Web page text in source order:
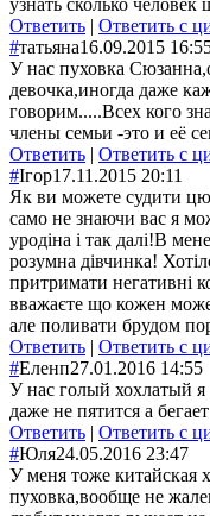
Ответить | Ответить с
#татьяна16.09.2015
У нас пуховка
девочка,иногда даже
говорим.....Всех кого
члены семьи -это и её
Ответить | Ответить с
#Ігор17.11.2015 20:11
Як ви можете судити
само не знаючи вас я
уродіна і так далі!В
розумна дівчинка!
притримати негативні
вважаєте що кожен
але поливати брудом
Ответить | Ответить с
#Еленп27.01.2016 14:55
У нас голый хохлатый я
даже не пятится а бегает
Ответить | Ответить с
#Юля24.05.2016 23:47
У меня тоже китайская
пуховка,вообще не